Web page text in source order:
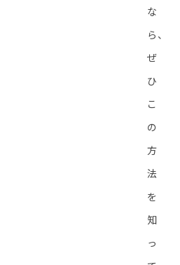
な
ら、
ぜ
ひ
こ
の
方
法
を
知
っ